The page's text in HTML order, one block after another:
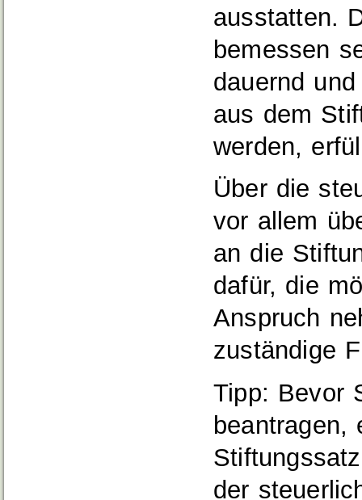
ausstatten.
bemessen
dauernd
aus dem
werden,
Über die
vor allem
an die
dafür, die
Anspruch
zuständige
Tipp: Bevor
der